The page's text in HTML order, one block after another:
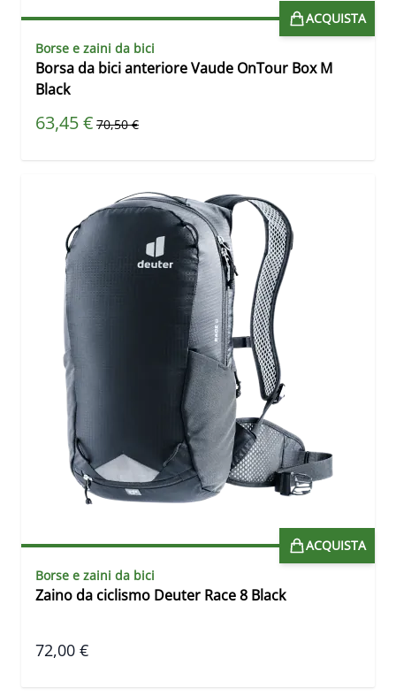
ACQUISTA
Borse e zaini da bici
Borsa da bici anteriore Vaude OnTour Box M
Black
Prezzo speciale
63,45 € Prezzo predefinito
70,50 €
ACQUISTA
Borse e zaini da bici
Zaino da ciclismo Deuter Race 8 Black
72,00 €